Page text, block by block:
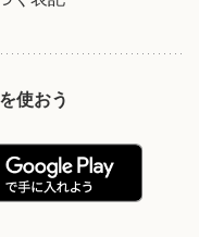
使おう